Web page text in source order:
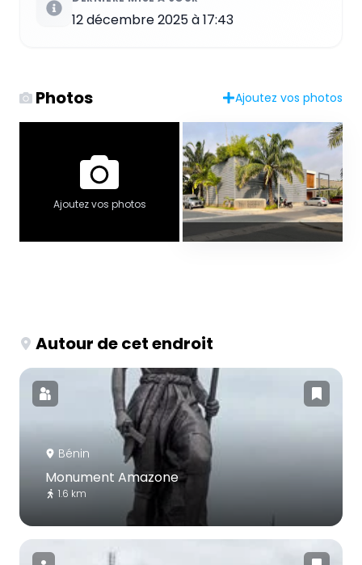
12 décembre 2025 à 17:43
Photos Ajoutez vos photos
Ajoutez vos photos
Autour de cet endroit
Bénin
Monument Amazone
1.6 km